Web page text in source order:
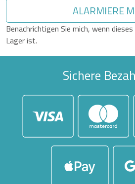
ALARMIERE
Benachrichtigen Sie mich, wenn
Lager ist.
Sichere